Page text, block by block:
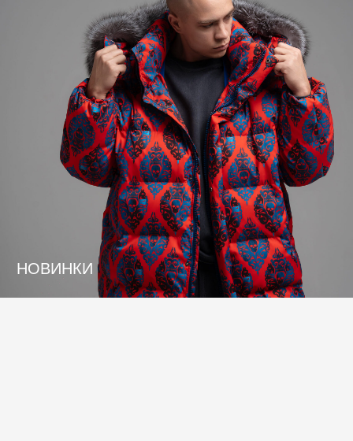
Санкт-Петербург, ул. Кирочная 67, стр 2
(пространство «Фабрика» во дворе)
ТЦ «Галерея», Санкт-Петербург, пр. Лиговский
30, 2 этаж (магазин «Петербургский дизайн»)
Оферта
Политика конфиденциальности
© 2025 Suverum. Все права защищены. *
Инстаграм — запрещенная соц. сеть